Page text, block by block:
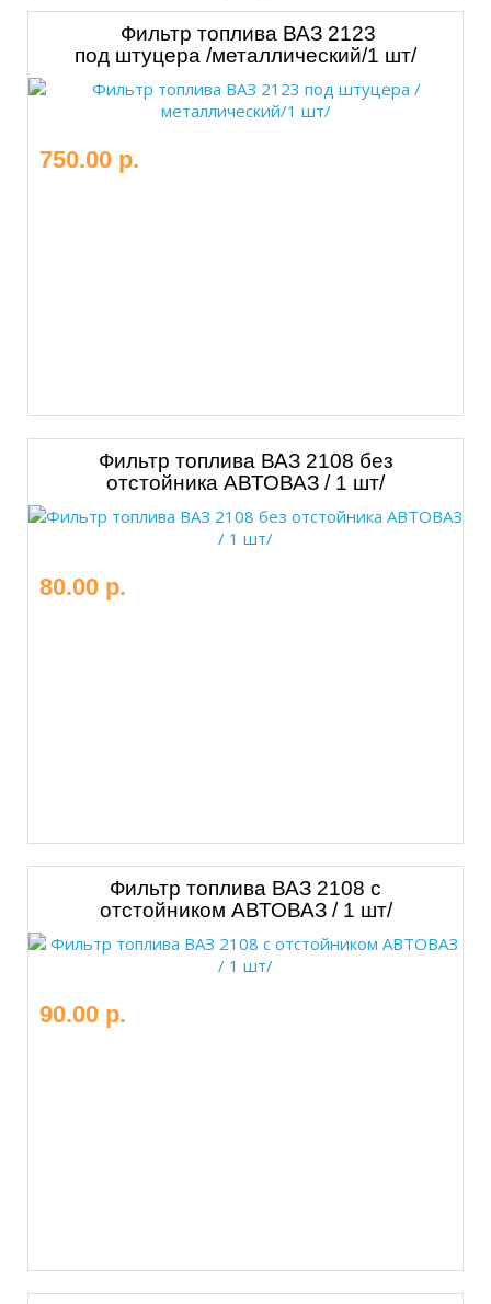
Фильтр топлива ВАЗ 2123
под штуцера /металлический/1 шт/
750.00 р.
Фильтр топлива ВАЗ 2108 без
отстойника АВТОВАЗ / 1 шт/
80.00 р.
Фильтр топлива ВАЗ 2108 с
отстойником АВТОВАЗ / 1 шт/
90.00 р.